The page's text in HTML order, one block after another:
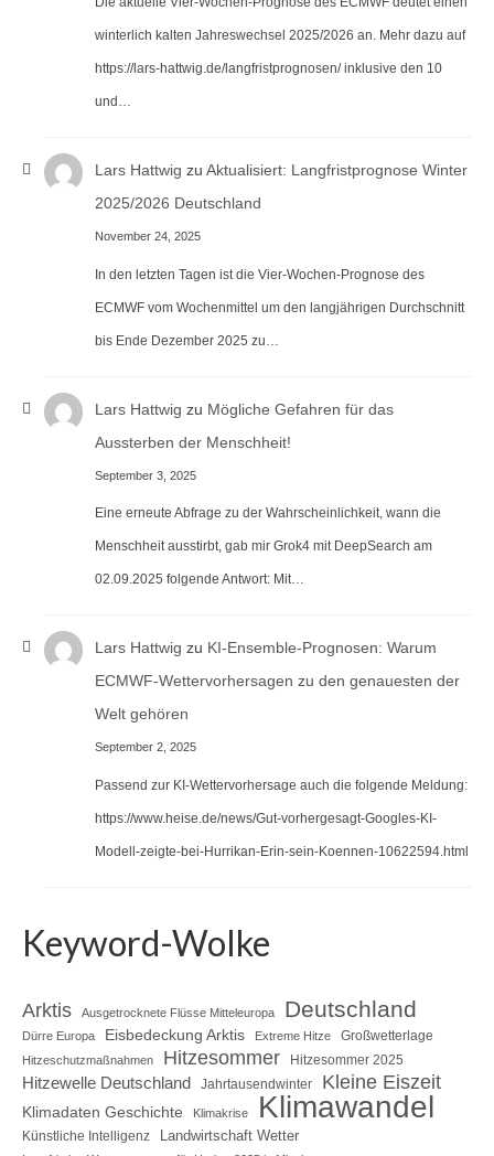
winterlich kalten Jahreswechsel 2025/2026 an. Mehr dazu auf
https://lars-hattwig.de/langfristprognosen/ inklusive den 10
und…
Lars Hattwig zu Aktualisiert: Langfristprognose Winter
2025/2026 Deutschland
November 24, 2025
In den letzten Tagen ist die Vier-Wochen-Prognose des
ECMWF vom Wochenmittel um den langjährigen Durchschnitt
bis Ende Dezember 2025 zu…
Lars Hattwig zu Mögliche Gefahren für das
Aussterben der Menschheit!
September 3, 2025
Eine erneute Abfrage zu der Wahrscheinlichkeit, wann die
Menschheit ausstirbt, gab mir Grok4 mit DeepSearch am
02.09.2025 folgende Antwort: Mit…
Lars Hattwig zu KI-Ensemble-Prognosen: Warum
ECMWF-Wettervorhersagen zu den genauesten der
Welt gehören
September 2, 2025
Passend zur KI-Wettervorhersage auch die folgende Meldung:
https://www.heise.de/news/Gut-vorhergesagt-Googles-KI-
Modell-zeigte-bei-Hurrikan-Erin-sein-Koennen-10622594.html
Keyword-Wolke
Arktis Ausgetrocknete Flüsse Mitteleuropa Deutschland
Dürre Europa Eisbedeckung Arktis Extreme Hitze Großwetterlage
Hitzeschutzmaßnahmen Hitzesommer Hitzesommer 2025
Hitzewelle Deutschland Jahrtausendwinter Kleine Eiszeit
Klimadaten Geschichte Klimakrise Klimawandel
Künstliche Intelligenz Landwirtschaft Wetter